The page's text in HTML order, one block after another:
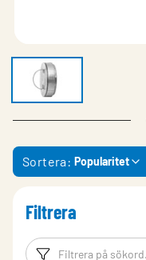
Sortera: Popularitet
Filtrera
Filtreringsord